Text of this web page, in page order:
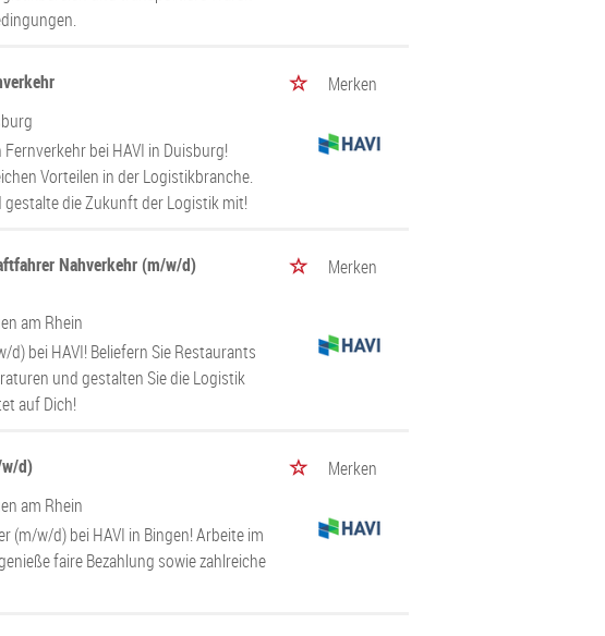
Merken
bei HAVI in Duisburg!
Vorteilen in der Logistikbranche.
gestalte die Zukunft der Logistik mit!
Nahverkehr (m/w/d) Merken
am Rhein
bei HAVI! Beliefern Sie Restaurants
und gestalten Sie die Logistik
auf Dich!
d)
Merken
am Rhein
(m/w/d) bei HAVI in Bingen! Arbeite im
faire Bezahlung sowie zahlreiche